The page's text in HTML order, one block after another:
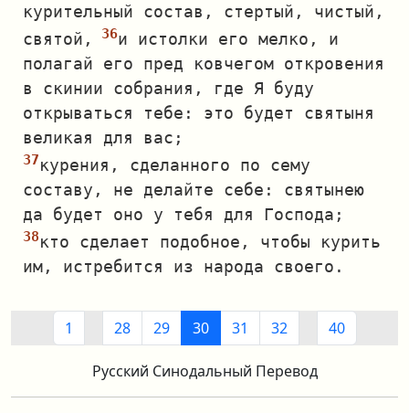
курительный состав, стертый, чистый,
святой,
и истолки его мелко, и
полагай его пред ковчегом откровения
в скинии собрания, где Я буду
открываться тебе: это будет святыня
великая для вас;
курения, сделанного по сему
составу, не делайте себе: святынею
да будет оно у тебя для Господа;
кто сделает подобное, чтобы курить
им, истребится из народа своего.
1 28 29 30 31 32 40
Русский Синодальный Перевод